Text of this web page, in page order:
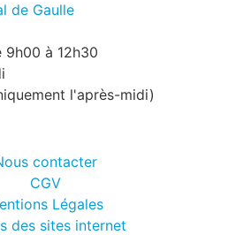
de Gaulle
9h00 à 12h30
l'après-midi)
contacter
CGV
Légales
des sites internet